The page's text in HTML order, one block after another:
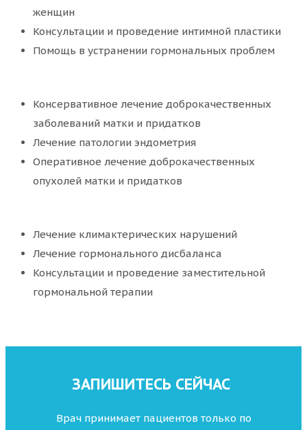
женщин
Консультации и проведение интимной пластики
Помощь в устранении гормональных проблем
Консервативное лечение доброкачественных
заболеваний матки и придатков
Лечение патологии эндометрия
Оперативное лечение доброкачественных
опухолей матки и придатков
Лечение климактерических нарушений
Лечение гормонального дисбаланса
Консультации и проведение заместительной
гормональной терапии
ЗАПИШИТЕСЬ СЕЙЧАС
Врач принимает пациентов только по